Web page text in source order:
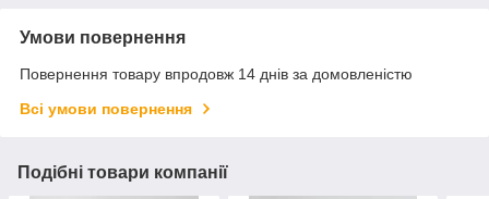
Умови повернення
Повернення товару впродовж 14 днів за домовленістю
Всі умови повернення
Подібні товари компанії